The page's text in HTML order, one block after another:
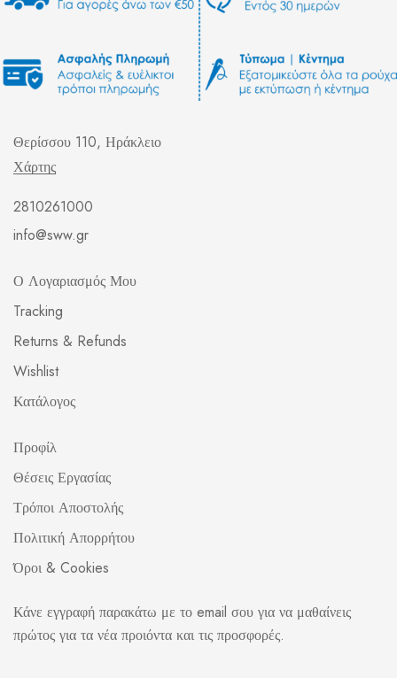
Θερίσσου 110, Ηράκλειο
Χάρτης
2810261000
info@sww.gr
Ο Λογαριασμός Μου
Tracking
Returns & Refunds
Wishlist
Κατάλογος
Προφίλ
Θέσεις Εργασίας
Τρόποι Αποστολής
Πολιτική Απορρήτου
Όροι & Cookies
Κάνε εγγραφή παρακάτω με το email σου για να μαθαίνεις
πρώτος για τα νέα προιόντα και τις προσφορές.